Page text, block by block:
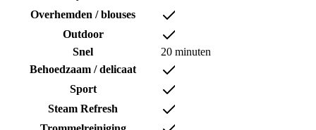
Overhemden / blouses
Outdoor
Snel
20 minuten
Behoedzaam / delicaat
Sport
Steam Refresh